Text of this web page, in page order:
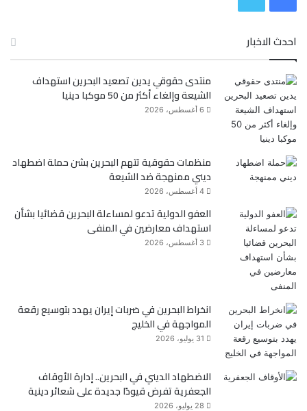
ب
و
ك
ت
ر
احدث الاخبار
منتدى حقوقي يدين تصعيد البحرين استهداف
الشيعة وإلغاء أكثر من 50 موكبا دينيا
6 أغسطس، 2026
منظمات حقوقية تتهم البحرين بشن حملة اضطهاد
ديني ممنهجة ضد الشيعة
4 أغسطس، 2026
العفو الدولية تدعو لمساءلة البحرين قضائيا بشأن
استهداف معارضين في المنفى
3 أغسطس، 2026
انخراط البحرين في ضربات إيران يهدد بتوسيع رقعة
المواجهة في الخليج
31 يوليو، 2026
الاضطهاد الديني في البحرين.. إدارة الأوقاف
الجعفرية تفرض قيودًا جديدة على شعائر دينية
28 يوليو، 2026